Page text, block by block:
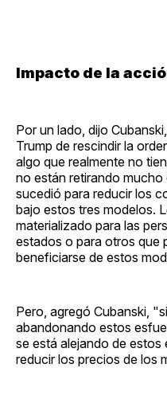
Impacto de la
Por un lado, dijo
Trump de rescindir la
algo que realmente no
no están retirando
sucedió para reducir los
bajo estos tres modelos.
materializado para las
estados o para otros que
beneficiarse de estos
Pero, agregó Cubanski,
abandonando estos
se está alejando de
reducir los precios de los